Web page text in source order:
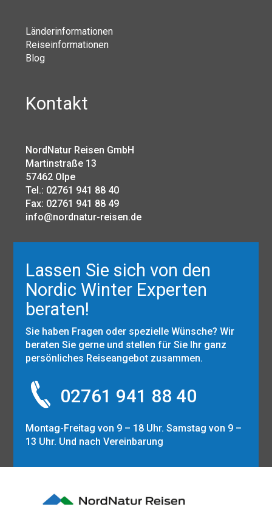
Länderinformationen
Reiseinformationen
Blog
Kontakt
NordNatur Reisen GmbH
Martinstraße 13
57462 Olpe
Tel.: 02761 941 88 40
Fax: 02761 941 88 49
info@nordnatur-reisen.de
Lassen Sie sich von den
Nordic Winter Experten
beraten!
Sie haben Fragen oder spezielle Wünsche? Wir
beraten Sie gerne und stellen für Sie Ihr ganz
persönliches Reiseangebot zusammen.
02761 941 88 40
Montag-Freitag von 9 – 18 Uhr. Samstag von 9 –
13 Uhr. Und nach Vereinbarung